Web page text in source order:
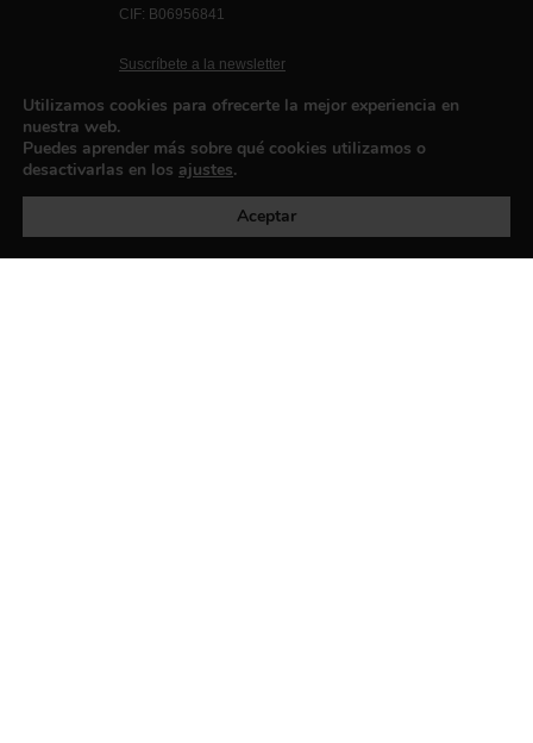
CIF: B06956841
Suscríbete a la newsletter
Política de privacidad
Utilizamos cookies para ofrecerte la mejor experiencia en
nuestra web.
Puedes aprender más sobre qué cookies utilizamos o
desactivarlas en los ajustes.
Aceptar